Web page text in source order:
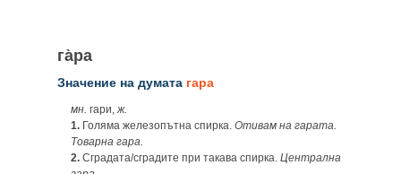
га̀ра
Значение на думата гара
мн. гари,ж.
1. Голяма железопътна спирка. Отивам на гарата.
Товарна гара.
2. Сградата/сградите при такава спирка. Централна